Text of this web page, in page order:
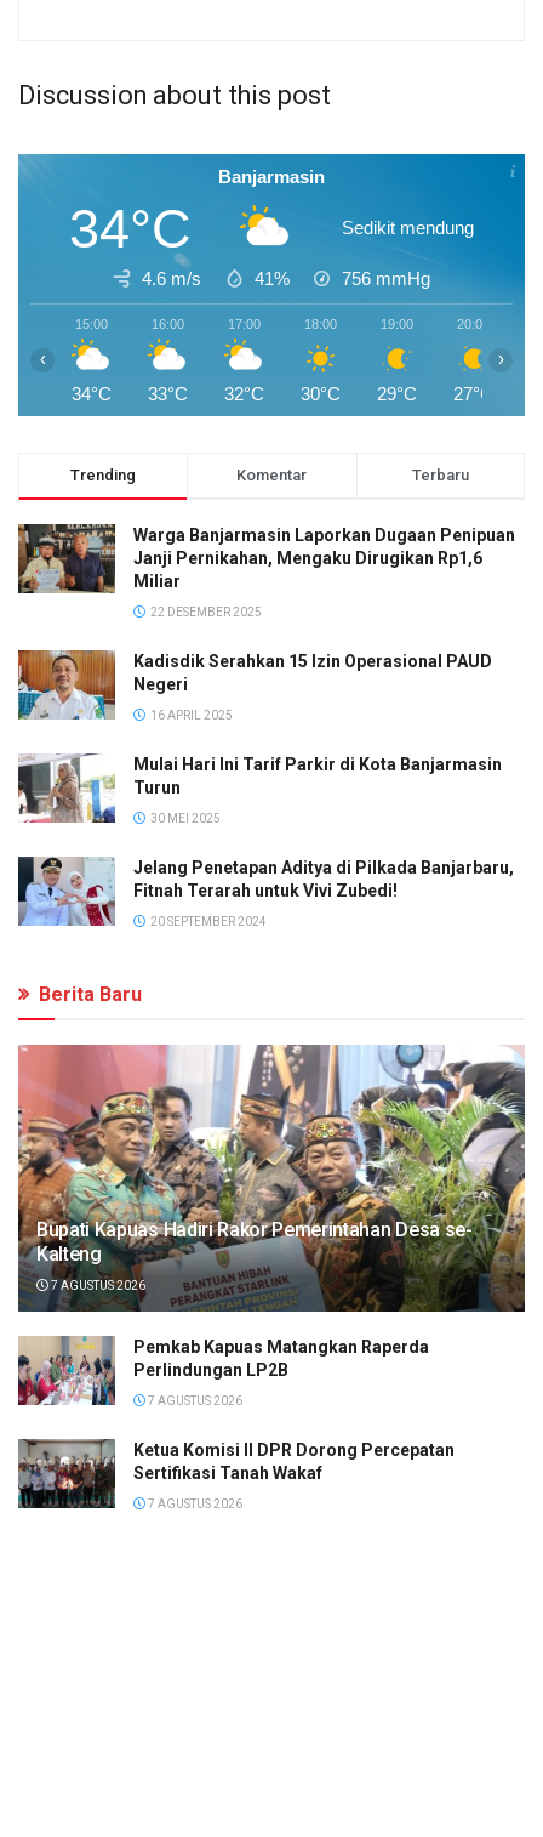
Discussion about this post
Banjarmasin
34°C Sedikit mendung
4.6 m/s 41% 756 mmHg
15:00
34°C
16:00
33°C
17:00
32°C
18:00
30°C
19:00
29°C
20:00
27°C
‹ ›
Trending Komentar Terbaru
Warga Banjarmasin Laporkan Dugaan Penipuan
Janji Pernikahan, Mengaku Dirugikan Rp1,6
Miliar
22 DESEMBER 2025
Kadisdik Serahkan 15 Izin Operasional PAUD
Negeri
16 APRIL 2025
Mulai Hari Ini Tarif Parkir di Kota Banjarmasin
Turun
30 MEI 2025
Jelang Penetapan Aditya di Pilkada Banjarbaru,
Fitnah Terarah untuk Vivi Zubedi!
20 SEPTEMBER 2024
Berita Baru
Bupati Kapuas Hadiri Rakor Pemerintahan Desa se-
Kalteng
7 AGUSTUS 2026
Pemkab Kapuas Matangkan Raperda
Perlindungan LP2B
7 AGUSTUS 2026
Ketua Komisi II DPR Dorong Percepatan
Sertifikasi Tanah Wakaf
7 AGUSTUS 2026